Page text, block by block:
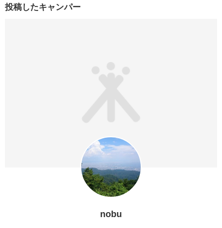
投稿したキャンパー
nobu